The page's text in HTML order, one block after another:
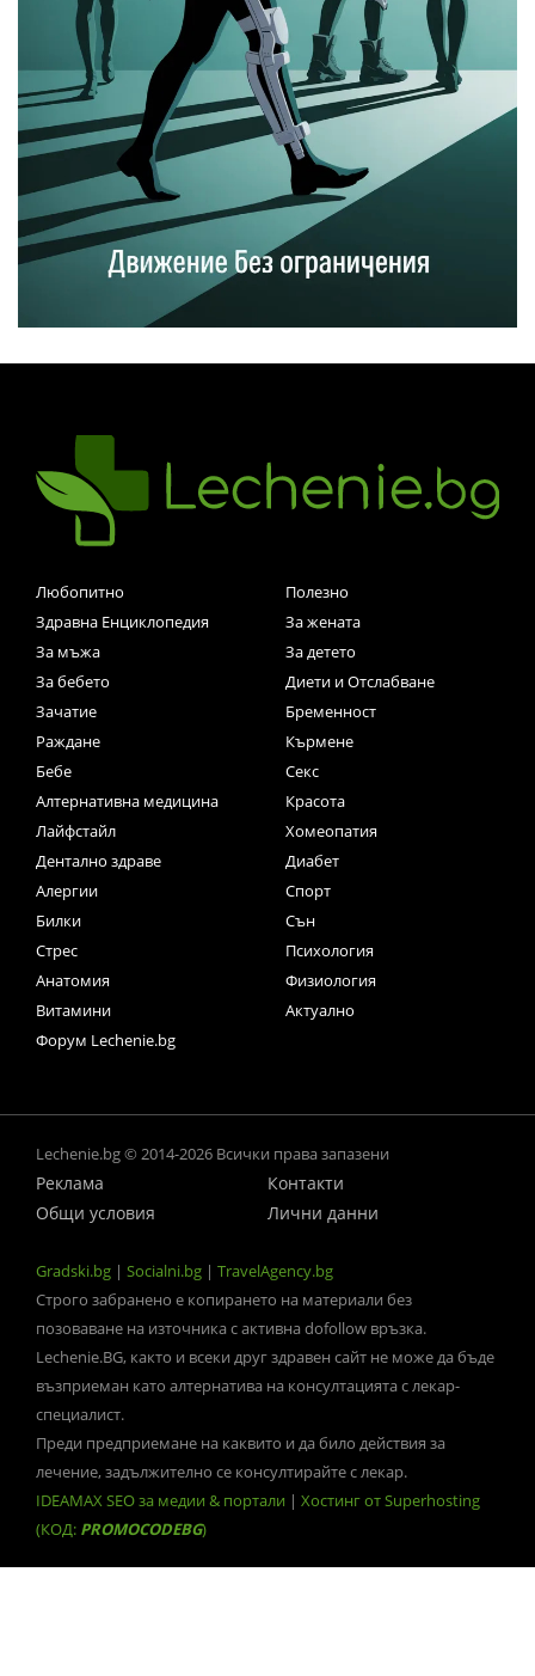
Любопитно
Полезно
Здравна Енциклопедия
За жената
За мъжа
За детето
За бебето
Диети и Отслабване
Зачатие
Бременност
Раждане
Кърмене
Бебе
Секс
Алтернативна медицина
Красота
Лайфстайл
Хомеопатия
Дентално здраве
Диабет
Алергии
Спорт
Билки
Сън
Стрес
Психология
Анатомия
Физиология
Витамини
Актуално
Форум Lechenie.bg
Lechenie.bg © 2014-2026 Всички права запазени
Реклама
Контакти
Общи условия
Лични данни
Gradski.bg | Socialni.bg | TravelAgency.bg
Строго забранено е копирането на материали без
позоваване на източника с активна dofollow връзка.
Lechenie.BG, както и всеки друг здравен сайт не може да бъде
възприеман като алтернатива на консултацията с лекар-
специалист.
Преди предприемане на каквито и да било действия за
лечение, задължително се консултирайте с лекар.
IDEAMAX SEO за медии & портали | Хостинг от Superhosting
(КОД: PROMOCODEBG)